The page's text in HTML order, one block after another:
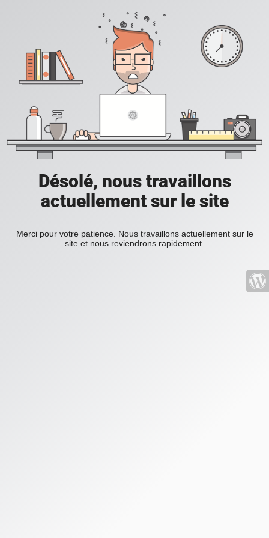
Désolé, nous travaillons
actuellement sur le site
Merci pour votre patience. Nous travaillons actuellement sur le
site et nous reviendrons rapidement.